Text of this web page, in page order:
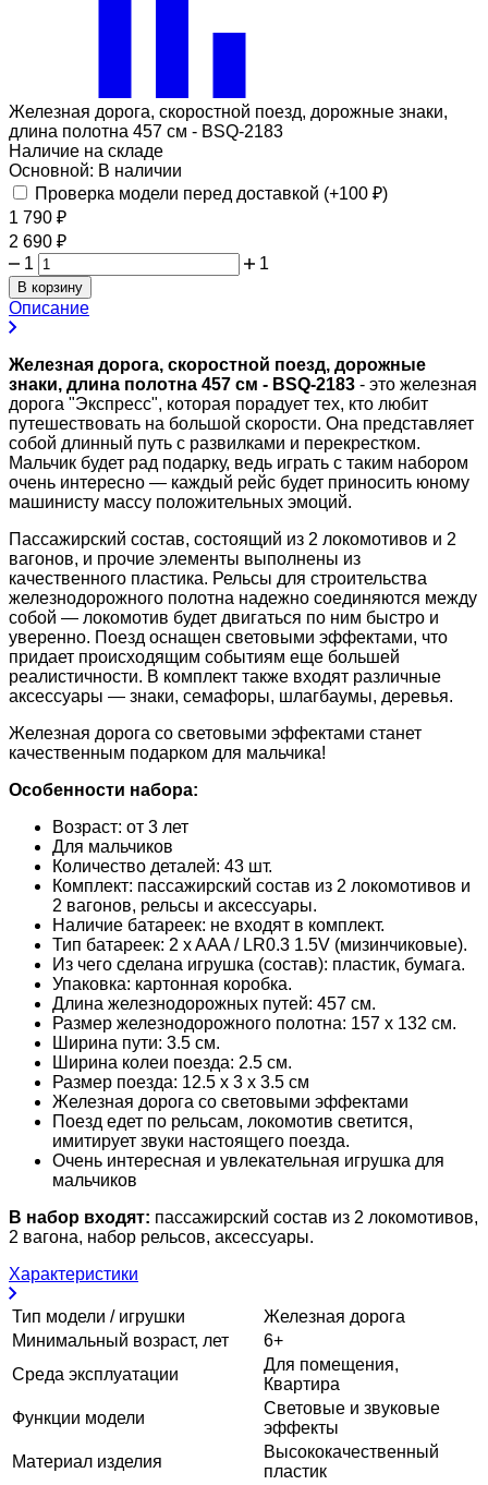
Железная дорога, скоростной поезд, дорожные знаки,
длина полотна 457 см - BSQ-2183
Наличие на складе
Основной: В наличии
Проверка модели перед доставкой (+100 ₽)
1 790 ₽
2 690 ₽
1
1
В корзину
Описание
Железная дорога, скоростной поезд, дорожные
знаки, длина полотна 457 см - BSQ-2183 - это железная
дорога "Экспресс", которая порадует тех, кто любит
путешествовать на большой скорости. Она представляет
собой длинный путь с развилками и перекрестком.
Мальчик будет рад подарку, ведь играть с таким набором
очень интересно — каждый рейс будет приносить юному
машинисту массу положительных эмоций.
Пассажирский состав, состоящий из 2 локомотивов и 2
вагонов, и прочие элементы выполнены из
качественного пластика. Рельсы для строительства
железнодорожного полотна надежно соединяются между
собой — локомотив будет двигаться по ним быстро и
уверенно. Поезд оснащен световыми эффектами, что
придает происходящим событиям еще большей
реалистичности. В комплект также входят различные
аксессуары — знаки, семафоры, шлагбаумы, деревья.
Железная дорога со световыми эффектами станет
качественным подарком для мальчика!
Особенности набора:
Возраст: от 3 лет
Для мальчиков
Количество деталей: 43 шт.
Комплект: пассажирский состав из 2 локомотивов и
2 вагонов, рельсы и аксессуары.
Наличие батареек: не входят в комплект.
Тип батареек: 2 x AAA / LR0.3 1.5V (мизинчиковые).
Из чего сделана игрушка (состав): пластик, бумага.
Упаковка: картонная коробка.
Длина железнодорожных путей: 457 см.
Размер железнодорожного полотна: 157 х 132 см.
Ширина пути: 3.5 см.
Ширина колеи поезда: 2.5 см.
Размер поезда: 12.5 х 3 х 3.5 см
Железная дорога со световыми эффектами
Поезд едет по рельсам, локомотив светится,
имитирует звуки настоящего поезда.
Очень интересная и увлекательная игрушка для
мальчиков
В набор входят: пассажирский состав из 2 локомотивов,
2 вагона, набор рельсов, аксессуары.
Характеристики
Тип модели / игрушки
Железная дорога
Минимальный возраст, лет
6+
Среда эксплуатации
Для помещения,
Квартира
Функции модели
Световые и звуковые
эффекты
Материал изделия
Высококачественный
пластик